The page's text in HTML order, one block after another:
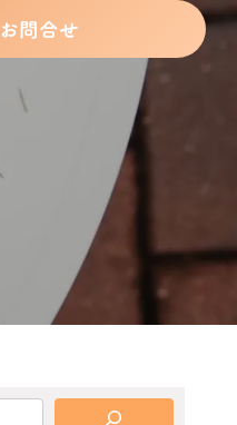
お問合せ